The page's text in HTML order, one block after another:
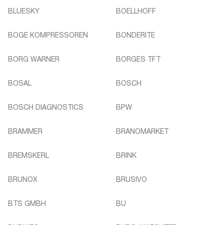
BLUESKY BOELLHOFF
BOGE KOMPRESSOREN BONDERITE
BORG WARNER BORGES TFT
BOSAL BOSCH
BOSCH DIAGNOSTICS BPW
BRAMMER BRANOMARKET
BREMSKERL BRINK
BRUNOX BRUSIVO
BTS GMBH BU